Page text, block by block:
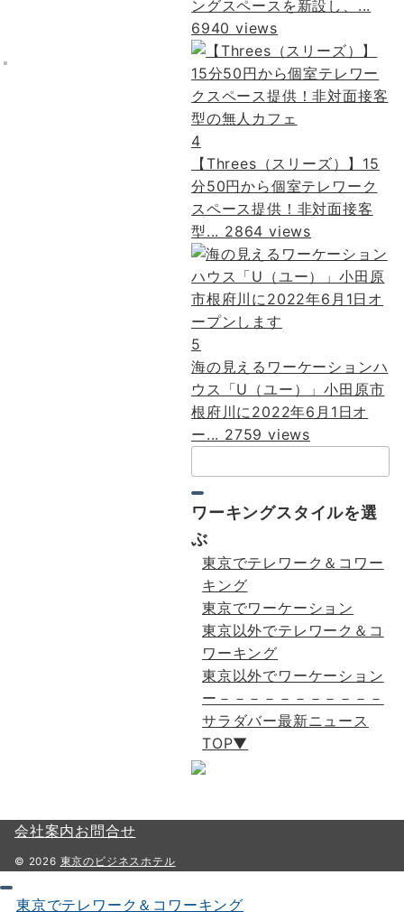
ングスペースを新設し、...
6940 views
4
【Threes（スリーズ）】15
分50円から個室テレワーク
スペース提供！非対面接客
型... 2864 views
5
海の見えるワーケーションハ
ウス「U（ユー）」小田原市
根府川に2022年6月1日オ
ー... 2759 views
索：
ワーキングスタイルを選
ぶ
東京でテレワーク＆コワー
キング
東京でワーケーション
東京以外でテレワーク＆コ
ワーキング
東京以外でワーケーション
ー－－－－－－－－－－－
サラダバー最新ニュース
TOP▼
会社案内お問合せ
© 2026 東京のビジネスホテル
東京でテレワーク＆コワーキング